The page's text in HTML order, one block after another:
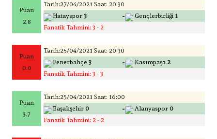
Puan
2.8
Tarih:27/04/2021 Saat: 20:30
Hatayspor 3 - Gençlerbirliği 1
Fanatik Tahmini: 3 - 2
Puan
0.0
Tarih:25/04/2021 Saat: 20:30
Fenerbahçe 3 - Kasımpaşa 2
Fanatik Tahmini: 3 - 3
Puan
3.7
Tarih:25/04/2021 Saat: 16:00
Başakşehir 0 - Alanyaspor 0
Fanatik Tahmini: 2 - 2